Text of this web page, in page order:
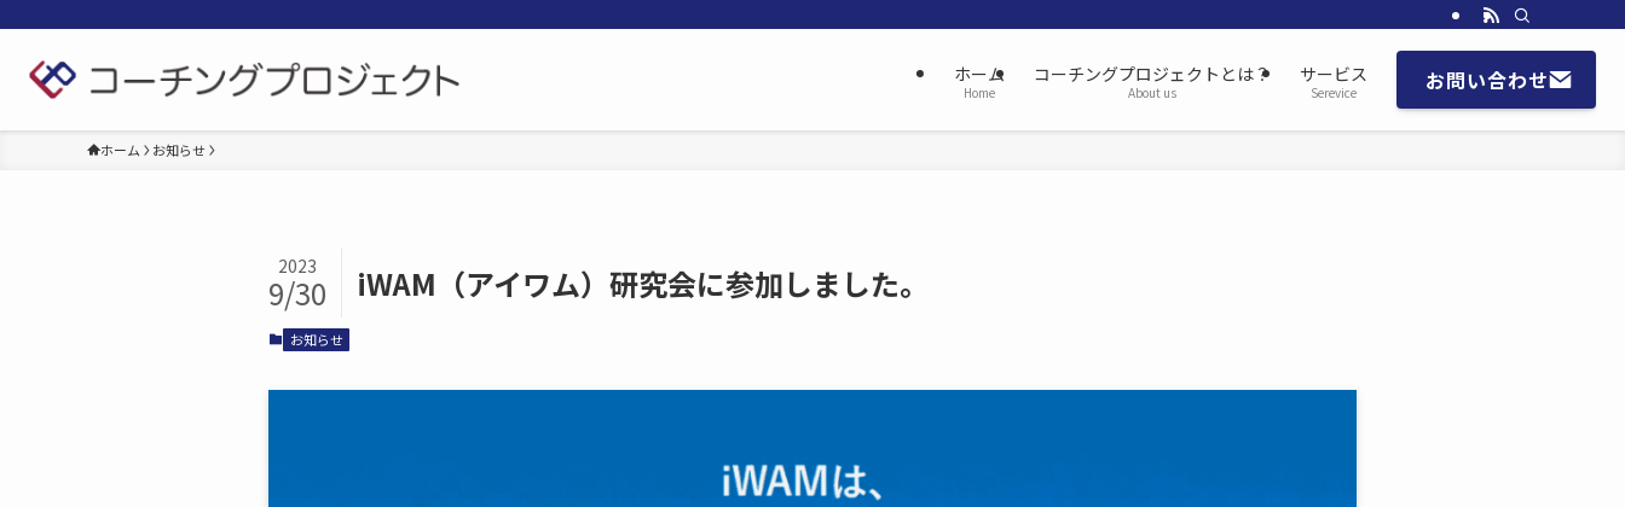
ホーム
Home
コーチングプロジェクトとは？
About us
サービス
Serevice お問い合わせ
ホーム お知らせ
iWAM（アイワム）研究会に参加しました。
2023
9/30
お知らせ